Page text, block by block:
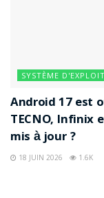
SYSTÈME
Android 17 est
TECNO, Infinix
mis à jour ?
18 JUIN 2026 1.6K